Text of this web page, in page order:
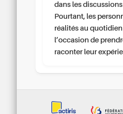
dans les
Pourtant, les
réalités au
l’occasion de
raconter leur